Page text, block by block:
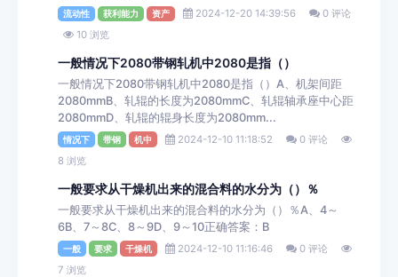
流动性 获利能力 资产 2024-12-20 14:39:56
0 评论
10 浏览
一般情况下2080带钢轧机中2080是指（）
一般情况下2080带钢轧机中2080是指（）A、机架间距
2080mmB、轧辊的长度为2080mmC、轧辊轴承座中心距
2080mmD、轧辊的辊身长度为2080mm...
情况下 带钢 机中 2024-12-10 11:18:52
0 评论
8 浏览
一般要求从干燥机出来的混合料的水分为（）％
一般要求从干燥机出来的混合料的水分为（）％A、4～
6B、7～8C、8～9D、9～10正确答案：B
一般 要求 干燥机 2024-12-10 11:16:46
0 评论
7 浏览